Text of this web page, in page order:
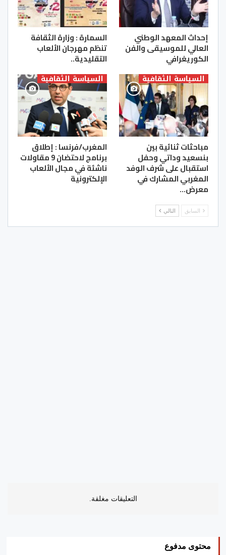
إحداث المعهد الوطني
العالي للموسيقى والفن
الكوريغرافي
السمارة : وزارة الثقافة
تنظم مهرجان الألعاب
التقليدية..
السياسة الثقافية
مباحثات ثنائية بين
بنسعيد وداتي وحفل
استقبال على شرف الوفد
المغربي المشارك في
معرض…
السياسة الثقافية
المغرب/فرنسا : إطلاق
برنامج لاحتضان 9 مقاولات
ناشئة في مجال الألعاب
الإلكترونية
السابق التالي
التعليقات مغلقة.
محتوى مدفوع